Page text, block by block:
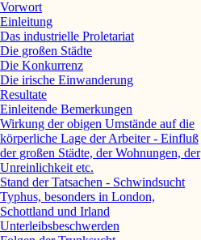
Vorwort
Einleitung
Das industrielle Proletariat
Die großen Städte
Die Konkurrenz
Die irische Einwanderung
Resultate
Einleitende Bemerkungen
Wirkung der obigen Umstände auf die
körperliche Lage der Arbeiter - Einfluß
der großen Städte, der Wohnungen, der
Unreinlichkeit etc.
Stand der Tatsachen - Schwindsucht
Typhus, besonders in London,
Schottland und Irland
Unterleibsbeschwerden